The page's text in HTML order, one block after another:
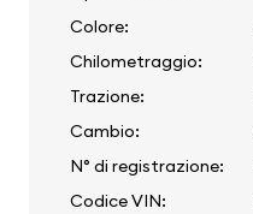
Colore:
Chilometraggio:
Trazione:
Cambio:
N° di registrazione:
Codice VIN: